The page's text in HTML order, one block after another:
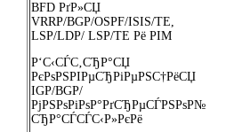
BFD РґР»СЏ
VRRP/BGP/OSPF/ISIS/TE,
LSP/LDP/ LSP/TE Рё PIM
Р‘С‹СЃС‚СЂР°СЏ
РєРѕРЅРІРµСЂРіРµРЅС†РёСЏ
IGP/BGP/
РјРЅРѕРіРѕР°РґСЂРµСЃРЅРѕР№
СЂР°СЃСЃС‹Р»РєРё